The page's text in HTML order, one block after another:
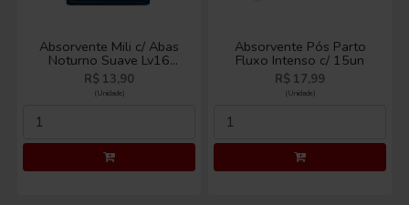
Absorvente Mili c/ Abas
Noturno Suave Lv16
Pg14
R$ 13,90
(Unidade)
Absorvente Pós Parto
Fluxo Intenso c/ 15un
R$ 17,99
(Unidade)